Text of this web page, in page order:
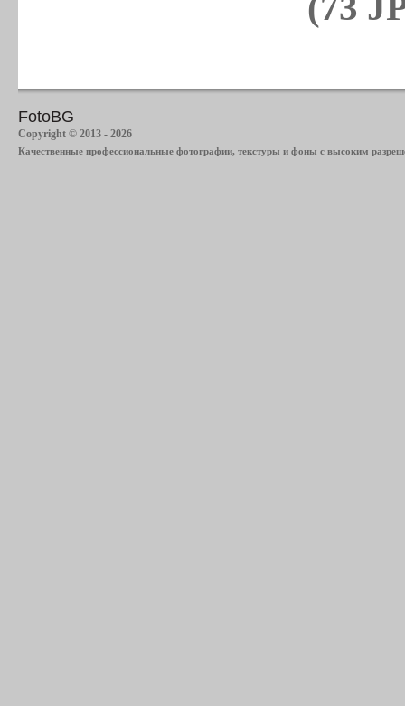
FotoBG
Copyright © 2013 - 2026
Качественные профессиональные фотографии, текстуры и фоны с высоким